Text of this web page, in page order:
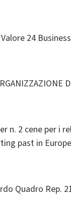
24
n. 2 cene per i
past in
Quadro Rep.